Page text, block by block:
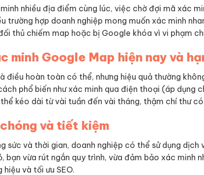
nhiều địa điểm cùng lúc, việc chờ đợi mã xác
trường hợp doanh nghiệp mong muốn xác minh
thủ chiếm map hoặc bị Google khóa vì vi phạm
minh Google Map hiện nay và
điều hoàn toàn có thể, nhưng hiệu quả thường
phổ biến như xác minh qua điện thoại (áp dụng
kéo dài từ vài tuần đến vài tháng, thậm chí thư
và tiết kiệm
sức và thời gian, doanh nghiệp có thể sử dụng dịch
bạn vừa rút ngắn quy trình, vừa đảm bảo xác minh
và tối ưu SEO.